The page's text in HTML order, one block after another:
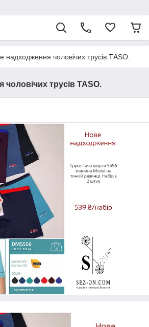
надходження чоловічих трусів ТАSО.
чоловічих трусів ТАSО.